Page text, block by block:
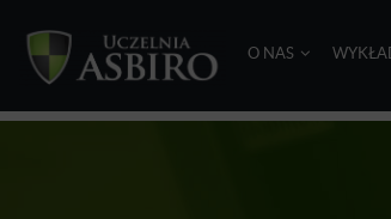
O NAS